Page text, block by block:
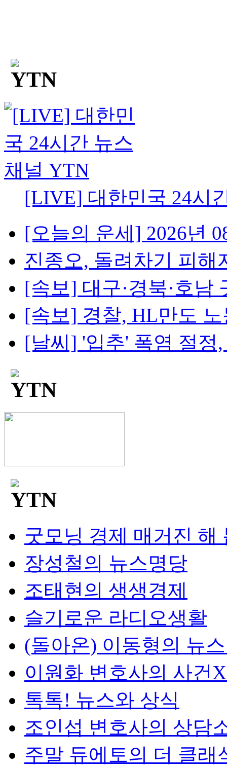
[LIVE] 대한민국 24시
[오늘의 운세] 2026년
진종오, 돌려차기 피해
[속보] 대구·경북·호남
[속보] 경찰, HL만도
[날씨] '입추' 폭염 절정,
굿모닝 경제 매거진 해
장성철의 뉴스명당
조태현의 생생경제
슬기로운 라디오생활
(돌아온) 이동형의 뉴
이원화 변호사의 사건
톡톡! 뉴스와 상식
조인섭 변호사의 상담
주말 듀에토의 더 클래